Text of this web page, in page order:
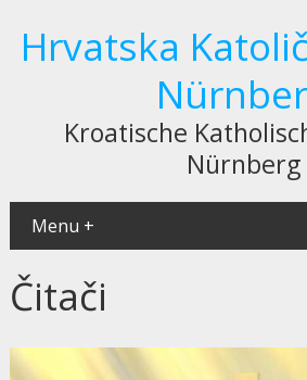
Hrvatska
Kroatische
Nürnberg
Menu +
Čitači